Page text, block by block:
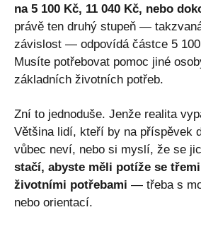
na 5 100 Kč, 11 040 Kč, nebo
právě ten druhý stupeň —
závislost — odpovídá částce 5
Musíte potřebovat pomoc jiné
základních životních potřeb.
Zní to jednoduše. Jenže realita
Většina lidí, kteří by na příspěvek
vůbec neví, nebo si myslí, že se
stačí, abyste měli potíže se
životními potřebami — třeba s
nebo orientací.